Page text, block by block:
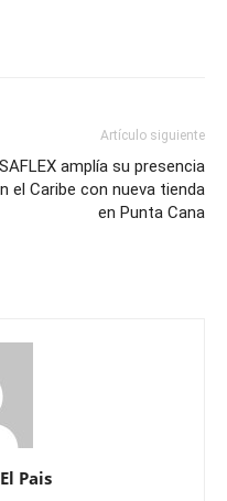
Artículo siguiente
amplía su presencia
el Caribe con nueva tienda
en Punta Cana
Pais